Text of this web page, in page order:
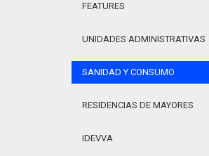
FEATURES
UNIDADES ADMINISTRATIVAS
SANIDAD Y CONSUMO
RESIDENCIAS DE MAYORES
IDEVVA